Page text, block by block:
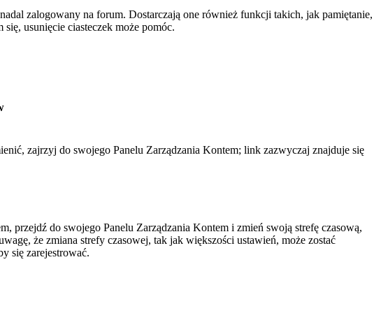
zalogowany na forum. Dostarczają one również funkcji takich, jak pamiętanie,
usunięcie ciasteczek może pomóc.
zajrzyj do swojego Panelu Zarządzania Kontem; link zazwyczaj znajduje się
przejdź do swojego Panelu Zarządzania Kontem i zmień swoją strefę czasową,
że zmiana strefy czasowej, tak jak większości ustawień, może zostać
się zarejestrować.